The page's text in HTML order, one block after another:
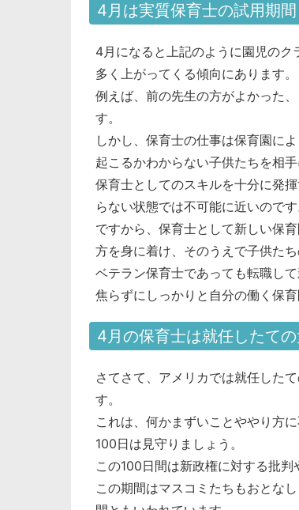
4月は実質保育士の試用期間
4月になると上記のように園児の
多く上がってくる傾向にあります。
例えば、前の先生の方がよかった
す。
しかし、保育士の仕事は保育園に
起こるかわからない子供たちを相手
保育士としてのスキルを十分に発
らない状態では不可能に近いのです
ですから、保育士として新しい保
方を身に着け、そのうえで子供た
ベテラン保育士であっても転職し
焦らずにしっかりと自分の働く保
4月の保育士は就任したての
さてさて、アメリカでは就任した
す。
これは、何かまずいことややり方
100日は見守りましょう。
この100日間は新政権に対する批判
この期間はマスコミたちもおとな